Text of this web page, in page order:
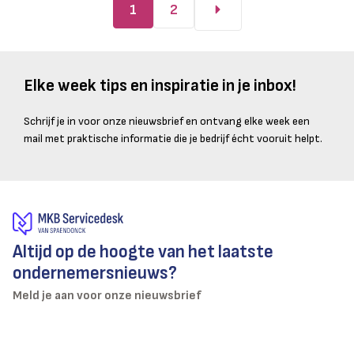
1 2
Elke week tips en inspiratie in je inbox!
Schrijf je in voor onze nieuwsbrief en ontvang elke week een
mail met praktische informatie die je bedrijf écht vooruit helpt.
Altijd op de hoogte van het laatste
ondernemersnieuws?
Meld je aan voor onze nieuwsbrief